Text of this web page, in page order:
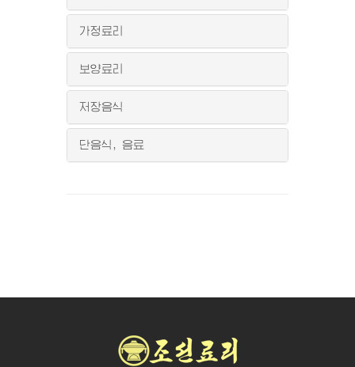
가정료리
보양료리
저장음식
단음식, 음료